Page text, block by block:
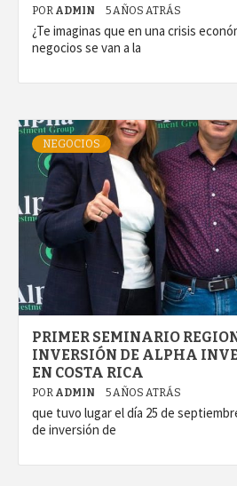
POR ADMIN 5 AÑOS ATRÁS
¿Te imaginas que en una crisis
negocios se van a la
NEGOCIOS
PRIMER SEMINARIO
INVERSIÓN DE ALPHA
EN COSTA RICA
POR ADMIN 5 AÑOS ATRÁS
que tuvo lugar el día 25 de
de inversión de